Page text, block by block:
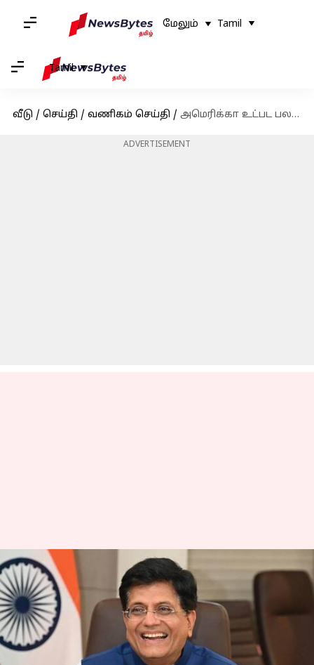
மேலும் Tamil
Tamil
வீடு / செய்தி / வணிகம் செய்தி / அமெரிக்கா உட்பட பல நாடுகளுடன் வர்த்தக பேச்சுவார்த்தையில் ஈடுபட்டுள்ள இந்தியா
ADVERTISEMENT
அமெரிக்கா உட்பட பல
நாடுகளுடன் வர்த்தக
பேச்சுவார்த்தையில்
ஈடுபட்டுள்ள இந்தியா
Venkatalakshmi V Aug 09, 2025 11:50 am